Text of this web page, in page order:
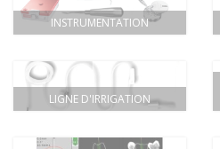
INSTRUMENTATION
LIGNE D'IRRIGATION